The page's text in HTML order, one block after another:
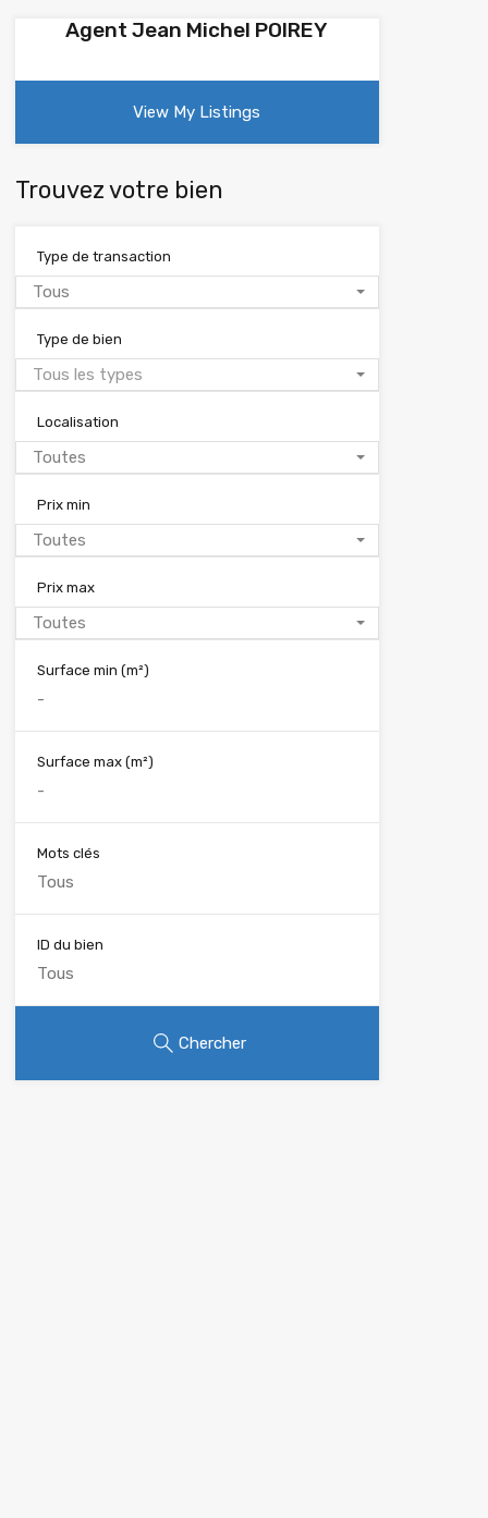
Agent Jean Michel POIREY
View My Listings
Trouvez votre bien
Type de transaction
Tous
Type de bien
Tous les types
Localisation
Toutes
Prix min
Toutes
Prix max
Toutes
Surface min (m²)
Surface max (m²)
Mots clés
ID du bien
Chercher